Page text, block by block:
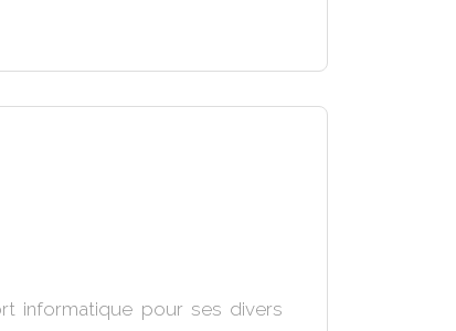
informatique pour ses divers